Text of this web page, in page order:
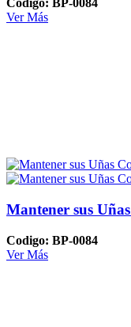
Ver Más
Mantener sus
Codigo: BP-0084
Ver Más